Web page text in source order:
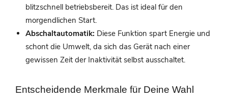
blitzschnell betriebsbereit. Das ist ideal für den
morgendlichen Start.
Abschaltautomatik: Diese Funktion spart Energie und
schont die Umwelt, da sich das Gerät nach einer
gewissen Zeit der Inaktivität selbst ausschaltet.
Entscheidende Merkmale für Deine Wahl